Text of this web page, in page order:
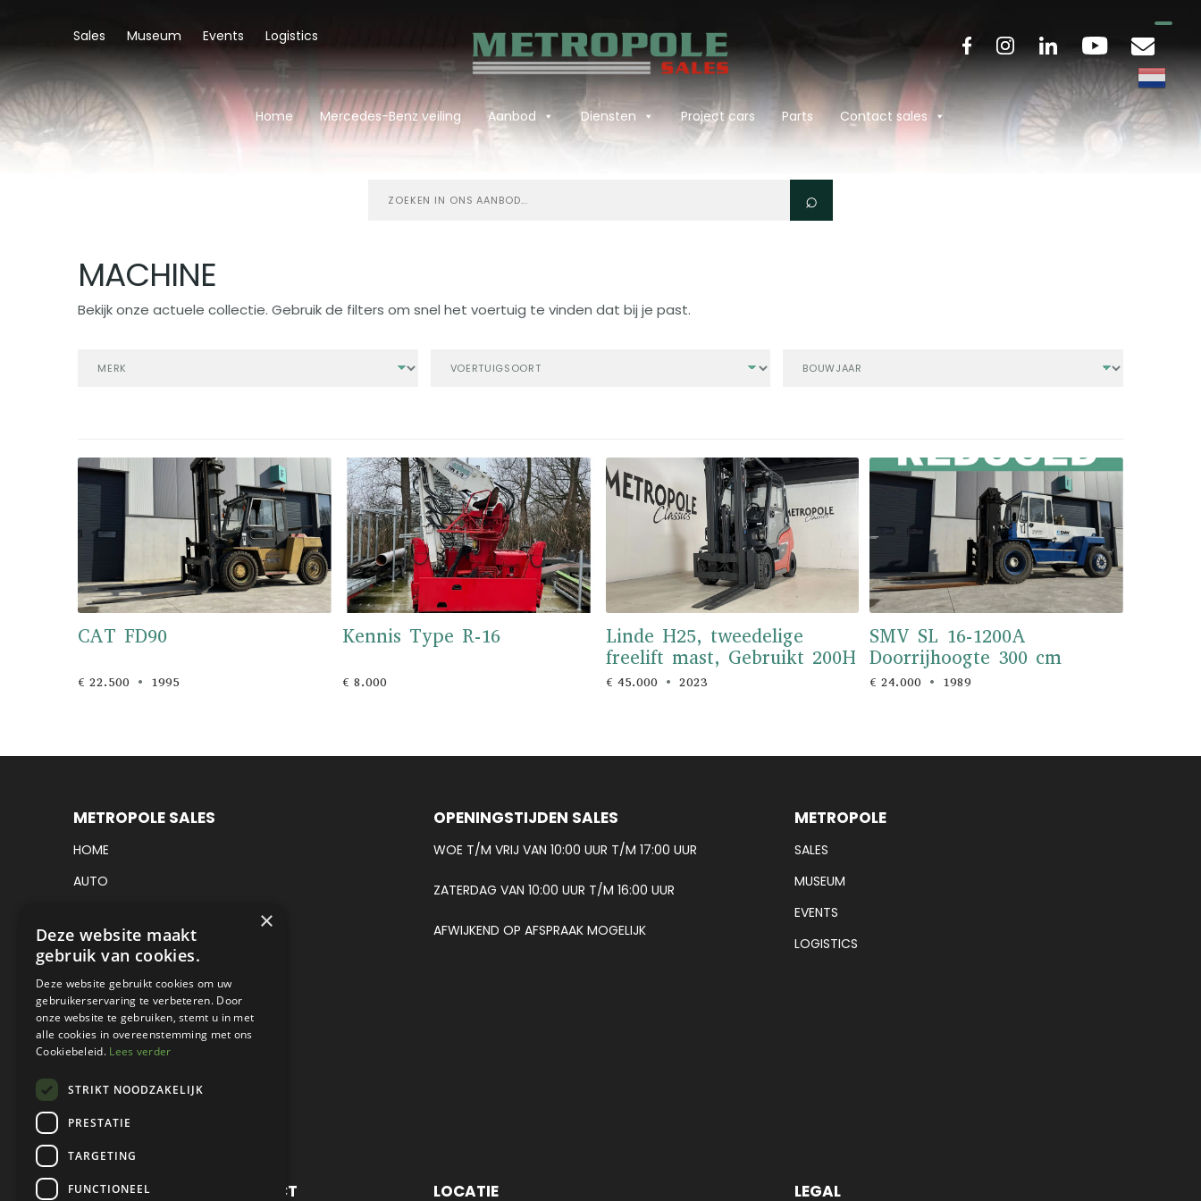
Sales Museum Events Logistics
Home Mercedes-Benz veiling Aanbod Diensten Project cars Parts Contact sales
⌕
MACHINE
Bekijk onze actuele collectie. Gebruik de filters om snel het voertuig te vinden dat bij je past.
CAT FD90
€ 22.500 1995
Kennis Type R-16
€ 8.000
Linde H25, tweedelige
freelift mast, Gebruikt 200H
€ 45.000 2023
SMV SL 16-1200A
Doorrijhoogte 300 cm
€ 24.000 1989
METROPOLE SALES
HOME
AUTO
VERKOCHT
DETAILING
WERKPLAATS EN RESTAURATIE
PARTS
CONTACT
OPENINGSTIJDEN SALES
WOE T/M VRIJ VAN 10:00 UUR T/M 17:00 UUR
ZATERDAG VAN 10:00 UUR T/M 16:00 UUR
AFWIJKEND OP AFSPRAAK MOGELIJK
METROPOLE
SALES
MUSEUM
EVENTS
LOGISTICS
METROPOLE SALES CONTACT LOCATIE LEGAL
×
Deze website maakt
gebruik van cookies.
Deze website gebruikt cookies om uw
gebruikerservaring te verbeteren. Door
onze website te gebruiken, stemt u in met
alle cookies in overeenstemming met ons
Cookiebeleid. Lees verder
STRIKT NOODZAKELIJK
PRESTATIE
TARGETING
FUNCTIONEEL